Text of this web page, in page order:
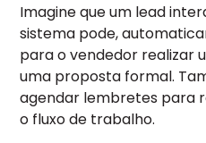
Imagine que um lead
sistema pode,
para o vendedor realizar
uma proposta formal.
agendar lembretes para
o fluxo de trabalho.